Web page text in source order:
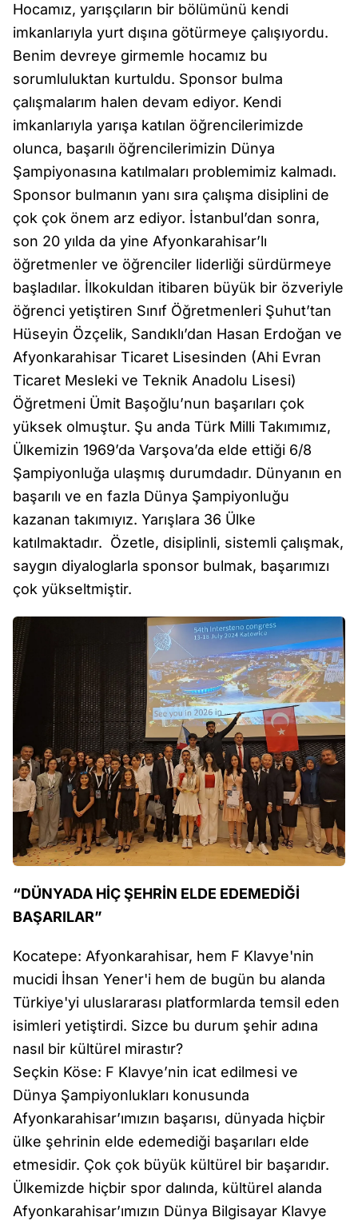
Hocamız, yarışçıların bir bölümünü kendi
imkanlarıyla yurt dışına götürmeye çalışıyordu.
Benim devreye girmemle hocamız bu
sorumluluktan kurtuldu. Sponsor bulma
çalışmalarım halen devam ediyor. Kendi
imkanlarıyla yarışa katılan öğrencilerimizde
olunca, başarılı öğrencilerimizin Dünya
Şampiyonasına katılmaları problemimiz kalmadı.
Sponsor bulmanın yanı sıra çalışma disiplini de
çok çok önem arz ediyor. İstanbul’dan sonra,
son 20 yılda da yine Afyonkarahisar’lı
öğretmenler ve öğrenciler liderliği sürdürmeye
başladılar. İlkokuldan itibaren büyük bir özveriyle
öğrenci yetiştiren Sınıf Öğretmenleri Şuhut’tan
Hüseyin Özçelik, Sandıklı’dan Hasan Erdoğan ve
Afyonkarahisar Ticaret Lisesinden (Ahi Evran
Ticaret Mesleki ve Teknik Anadolu Lisesi)
Öğretmeni Ümit Başoğlu’nun başarıları çok
yüksek olmuştur. Şu anda Türk Milli Takımımız,
Ülkemizin 1969’da Varşova’da elde ettiği 6/8
Şampiyonluğa ulaşmış durumdadır. Dünyanın en
başarılı ve en fazla Dünya Şampiyonluğu
kazanan takımıyız. Yarışlara 36 Ülke
katılmaktadır. Özetle, disiplinli, sistemli çalışmak,
saygın diyaloglarla sponsor bulmak, başarımızı
çok yükseltmiştir.
“DÜNYADA HİÇ ŞEHRİN ELDE EDEMEDİĞİ
BAŞARILAR”
Kocatepe: Afyonkarahisar, hem F Klavye'nin
mucidi İhsan Yener'i hem de bugün bu alanda
Türkiye'yi uluslararası platformlarda temsil eden
isimleri yetiştirdi. Sizce bu durum şehir adına
nasıl bir kültürel mirastır?
Seçkin Köse: F Klavye’nin icat edilmesi ve
Dünya Şampiyonlukları konusunda
Afyonkarahisar’ımızın başarısı, dünyada hiçbir
ülke şehrinin elde edemediği başarıları elde
etmesidir. Çok çok büyük kültürel bir başarıdır.
Ülkemizde hiçbir spor dalında, kültürel alanda
Afyonkarahisar’ımızın Dünya Bilgisayar Klavye